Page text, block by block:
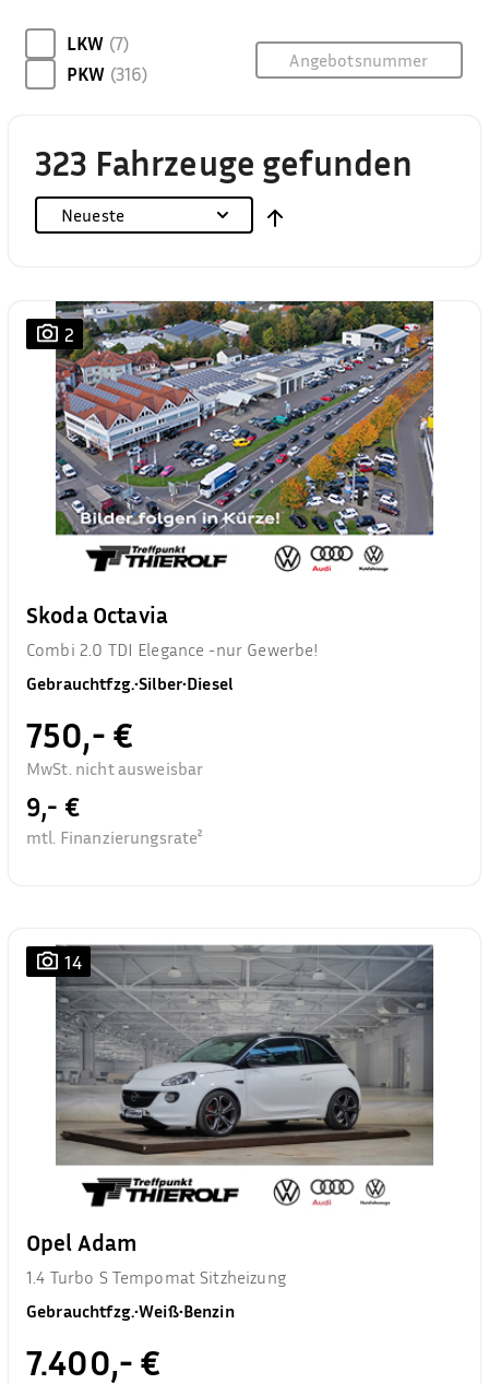
LKW (7)
PKW (316)
323 Fahrzeuge gefunden
Neueste
2
Skoda Octavia
Combi 2.0 TDI Elegance -nur Gewerbe!
Gebrauchtfzg.•Silber•Diesel
750,- €
MwSt. nicht ausweisbar
9,- €
mtl. Finanzierungsrate²
14
Opel Adam
1.4 Turbo S Tempomat Sitzheizung
Gebrauchtfzg.•Weiß•Benzin
7.400,- €